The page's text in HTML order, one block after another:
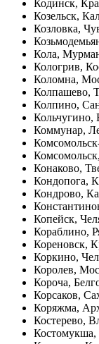
Кодинск,
Козельск,
Козловка,
Кола,
Кологрив,
Коломна,
Колпашево,
Колпино,
Кольчугино,
Коммунар,
Конаково,
Кондопога,
Кондрово,
Копейск,
Кораблино,
Кореновск,
Коркино,
Королев,
Короча,
Корсаков,
Коряжма,
Костерево,
Костомукша,